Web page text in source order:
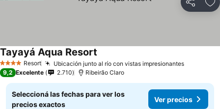
Compartir
4 EstrellasResort Ubicación junto al río con vistas impresionantes
Tayayá Aqua Resort
9,2 Excelente 2.710 Ribeirão Claro
Seleccioná las fechas para ver los
precios exactos
Ver precios